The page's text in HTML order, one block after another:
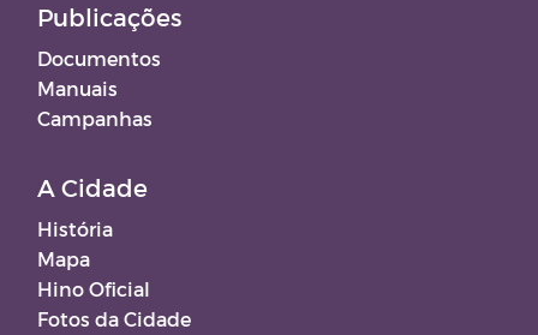
Publicações
Documentos
Manuais
Campanhas
A Cidade
História
Mapa
Hino Oficial
Fotos da Cidade